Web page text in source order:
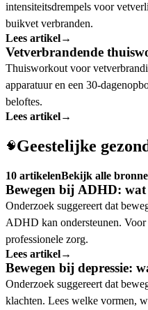
intensiteitsdrempels voor
buikvet verbranden.
Lees artikel→
Vetverbrandende
Thuisworkout voor
apparatuur en een 30-
beloftes.
Lees artikel→
🧠Geestelijke
10 artikelenBekijk alle
Bewegen bij ADHD:
Onderzoek suggereert dat
ADHD kan ondersteunen. Voor
professionele zorg.
Lees artikel→
Bewegen bij depressie:
Onderzoek suggereert dat
klachten. Lees welke vormen,